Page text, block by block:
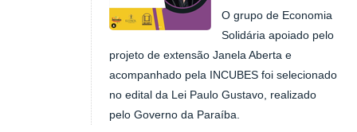
O grupo de Economia
Solidária apoiado pelo
projeto de extensão Janela Aberta e
acompanhado pela INCUBES foi selecionado
no edital da Lei Paulo Gustavo, realizado
pelo Governo da Paraíba.